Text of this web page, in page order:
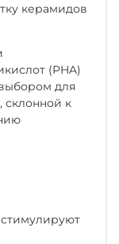
керамидов
(PHA)
для
склонной к